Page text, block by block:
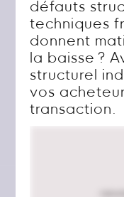
défauts
techniques
donnent
la baisse ?
structurel
vos
transaction.